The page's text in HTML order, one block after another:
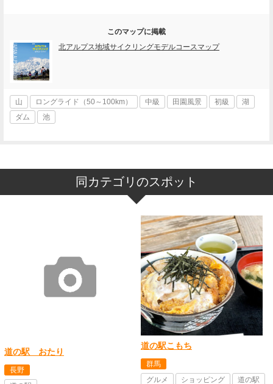
このマップに掲載
北アルプス地域サイクリングモデルコースマップ
山 ロングライド（50～100km） 中級 田園風景 初級
湖
ダム
池
同カテゴリのスポット
道の駅 おたり
長野
道の駅こもち
群馬
グルメ
ショッピング 道の駅